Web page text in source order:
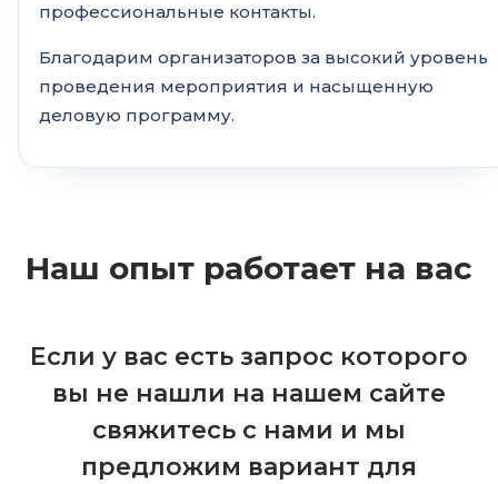
профессиональные контакты.
Благодарим организаторов за высокий уровень
проведения мероприятия и насыщенную
деловую программу.
Наш опыт работает на вас
Если у вас есть запрос которого
вы не нашли на нашем сайте
свяжитесь с нами и мы
предложим вариант для